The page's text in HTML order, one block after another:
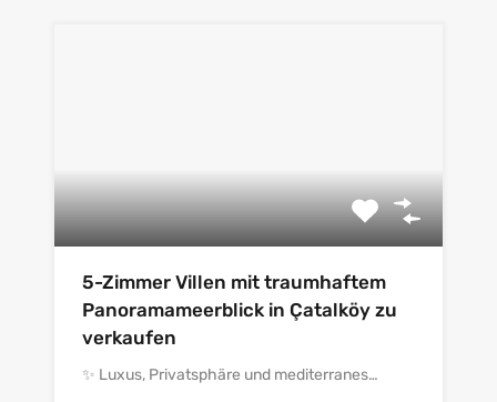
5-Zimmer Villen mit traumhaftem
Panoramameerblick in Çatalköy zu
verkaufen
✨ Luxus, Privatsphäre und mediterranes…